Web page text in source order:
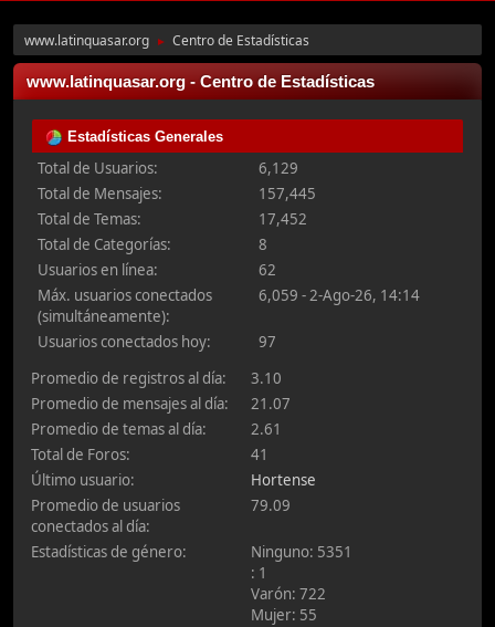
www.latinquasar.org ► Centro de Estadísticas
www.latinquasar.org - Centro de Estadísticas
Estadísticas Generales
Total de Usuarios:
6,129
Total de Mensajes:
157,445
Total de Temas:
17,452
Total de Categorías:
8
Usuarios en línea:
62
Máx. usuarios conectados
(simultáneamente):
6,059 - 2-Ago-26, 14:14
Usuarios conectados hoy:
97
Promedio de registros al día:
3.10
Promedio de mensajes al día:
21.07
Promedio de temas al día:
2.61
Total de Foros:
41
Último usuario:
Hortense
Promedio de usuarios
conectados al día:
79.09
Estadísticas de género:
Ninguno: 5351
: 1
Varón: 722
Mujer: 55